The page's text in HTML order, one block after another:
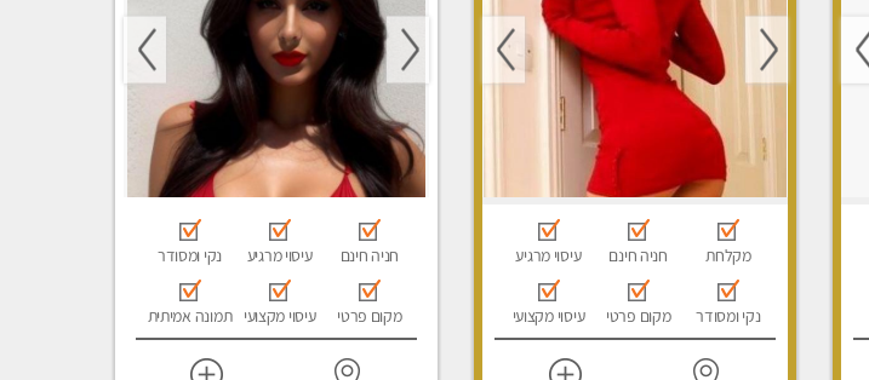
מקלחת חניה חינם עיסוי מרגיע
נקי ומסודר מקום פרטי עיסוי מקצועי
חניה חינם עיסוי מרגיע נקי ומסודר
מקום פרטי עיסוי מקצועי תמונה אמיתית